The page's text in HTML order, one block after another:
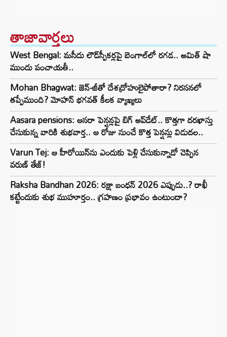
తాజావార్తలు
West Bengal: మసీదు లౌడ్‌స్పీకర్లపై బెంగాల్‌లో రగడ.. అమిత్ షా
ముందు పంచాయతీ..
Mohan Bhagwat: జెన్-జీతో దేశద్రోహులైపోతారా? నిరసనలో
తప్పేముంది? మోహన్ భగవత్ కీలక వ్యాఖ్యలు
Aasara pensions: ఆసరా పెన్షన్లపై బిగ్ అప్‌డేట్.. కొత్తగా దరఖాస్తు
చేసుకున్న వారికి శుభవార్త.. ఆ రోజు నుంచే కొత్త పెన్షన్లు విడుదల..
Varun Tej: ఆ హీరోయిన్‌ను ఎందుకు పెళ్లి చేసుకున్నాడో చెప్పిన
వరుణ్ తేజ్!
Raksha Bandhan 2026: రక్షా బంధన్ 2026 ఎప్పుడు..? రాఖీ
కట్టేందుకు శుభ ముహూర్తం.. గ్రహణం ప్రభావం ఉంటుందా?